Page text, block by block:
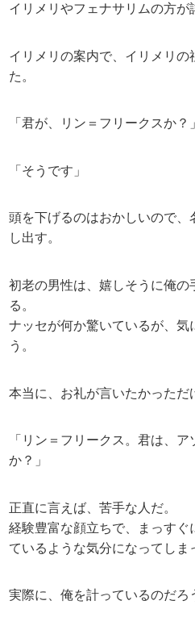
イリメリやフェナサリムの方が
イリメリの案内で、イリメリの
た。
「君が、リン＝フリークスか？」
「そうです」
頭を下げるのはおかしいので
し出す。
初老の男性は、嬉しそうに俺の
る。
ナッセが何か驚いているが、気
う。
本当に、お礼が言いたかっただ
「リン＝フリークス。君は、
か？」
正直に言えば、苦手な人だ。
経験豊富な顔立ちで、まっす
ているような気分になってしま
実際に、俺を計っているのだろ